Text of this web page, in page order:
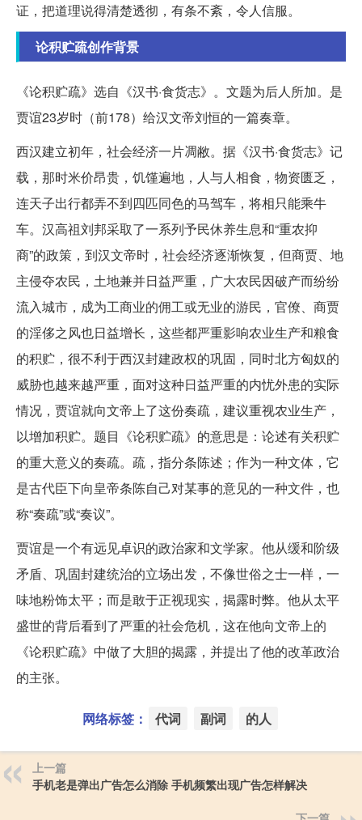
证，把道理说得清楚透彻，有条不紊，令人信服。
论积贮疏创作背景
《论积贮疏》选自《汉书·食货志》。文题为后人所加。是
贾谊23岁时（前178）给汉文帝刘恒的一篇奏章。
西汉建立初年，社会经济一片凋敝。据《汉书·食货志》记
载，那时米价昂贵，饥馑遍地，人与人相食，物资匮乏，
连天子出行都弄不到四匹同色的马驾车，将相只能乘牛
车。汉高祖刘邦采取了一系列予民休养生息和“重农抑
商”的政策，到汉文帝时，社会经济逐渐恢复，但商贾、地
主侵夺农民，土地兼并日益严重，广大农民因破产而纷纷
流入城市，成为工商业的佣工或无业的游民，官僚、商贾
的淫侈之风也日益增长，这些都严重影响农业生产和粮食
的积贮，很不利于西汉封建政权的巩固，同时北方匈奴的
威胁也越来越严重，面对这种日益严重的内忧外患的实际
情况，贾谊就向文帝上了这份奏疏，建议重视农业生产，
以增加积贮。题目《论积贮疏》的意思是：论述有关积贮
的重大意义的奏疏。疏，指分条陈述；作为一种文体，它
是古代臣下向皇帝条陈自己对某事的意见的一种文件，也
称“奏疏”或“奏议”。
贾谊是一个有远见卓识的政治家和文学家。他从缓和阶级
矛盾、巩固封建统治的立场出发，不像世俗之士一样，一
味地粉饰太平；而是敢于正视现实，揭露时弊。他从太平
盛世的背后看到了严重的社会危机，这在他向文帝上的
《论积贮疏》中做了大胆的揭露，并提出了他的改革政治
的主张。
网络标签： 代词 副词 的人
上一篇
手机老是弹出广告怎么消除 手机频繁出现广告怎样解决